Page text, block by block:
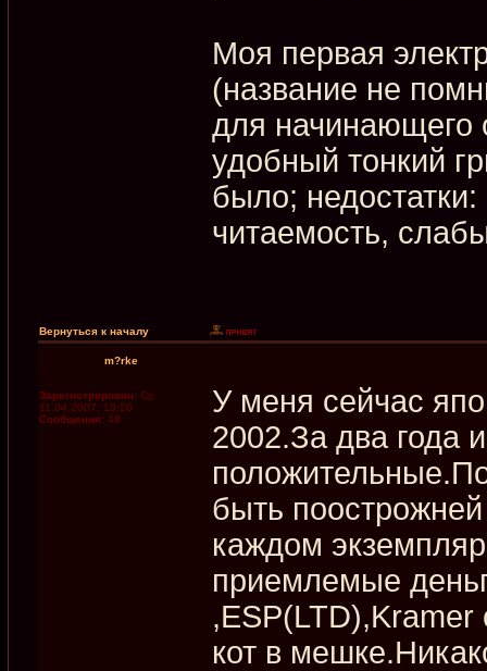
Моя первая
(название не
для начинающего
удобный тонкий
было;
читаемость,
Вернуться к началу
m?rke
Зарегистрирован: Ср
11.04.2007, 19:20
Сообщения: 48
У меня сейчас
2002.За два года
быть
каждом
приемлемые
,ESP(LTD),Kramer
кот в